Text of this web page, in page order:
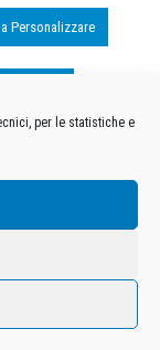
per le statistiche e
Personalizzare
- R.E.A. MB-1370021 -
SA, Villeneuve